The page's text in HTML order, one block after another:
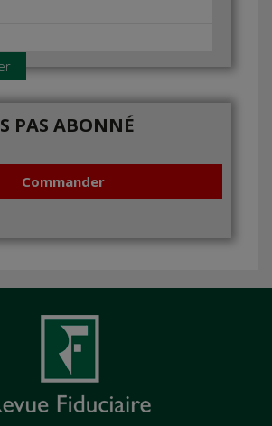
PAS ABONNÉ
Commander